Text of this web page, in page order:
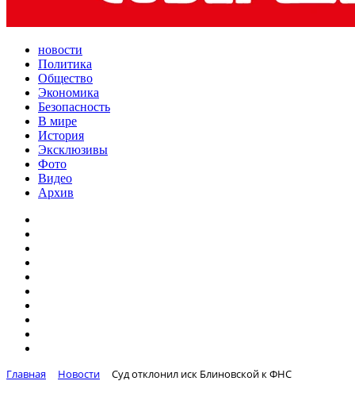
новости
Политика
Общество
Экономика
Безопасность
В мире
История
Эксклюзивы
Фото
Видео
Архив
Главная Новости Суд отклонил иск Блиновской к ФНС